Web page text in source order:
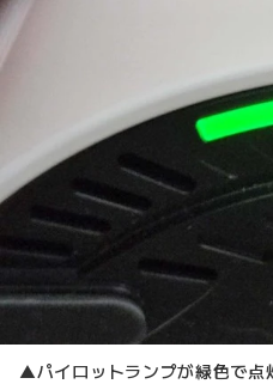
▲パイロットランプが緑色で点